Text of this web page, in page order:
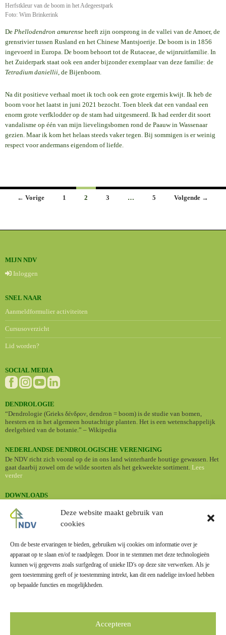
Deze website maakt gebruik van
cookies
Om de beste ervaringen te bieden, gebruiken wij cookies om informatie over je
apparaat op te slaan en/of te raadplegen. Door in te stemmen met deze technologieën
kunnen wij gegevens zoals surfgedrag of unieke ID's op deze site verwerken. Als je
geen toestemming geeft of je toestemming intrekt, kan dit een nadelige invloed hebben
op bepaalde functies en mogelijkheden.
Accepteren
Herfstkleur van de boom in het Adegeestpark
Foto: Wim Brinkerink
De Phellodendron amurense heeft zijn oorsprong in de vallei van de Amoer, de
grensrivier tussen Rusland en het Chinese Mantsjoerije. De boom is in 1856
ingevoerd in Europa. De boom behoort tot de Rutaceae, de wijnruitfamilie. In
het Zuiderpark staat ook een ander bijzonder exemplaar van deze familie: de
Tetradium daniellii, de Bijenboom.
Na dit positieve verhaal moet ik toch ook een grote ergernis kwijt. Ik heb de
boom voor het laatst in juni 2021 bezocht. Toen bleek dat een vandaal een
enorm grote verfklodder op de stam had uitgesmeerd. Ik had eerder dit soort
vandalisme op één van mijn lievelingsbomen rond de Paauw in Wassenaar
gezien. Maar ik kom het helaas steeds vaker tegen. Bij sommigen is er weinig
respect voor andermans eigendom of liefde.
Berichten
← Vorige 1 2 3 … 5 Volgende →
MIJN NDV
Inloggen
SNEL NAAR
Aanmeldformulier activiteiten
Cursusoverzicht
Lid worden?
SOCIAL MEDIA
DENDROLOGIE
“Dendrologie (Grieks δένδρον, dendron = boom) is de studie van bomen,
heesters en in het algemeen houtachtige planten. Het is een wetenschappelijk
deelgebied van de botanie.” – Wikipedia
NEDERLANDSE DENDROLOGISCHE VERENIGING
De NDV richt zich vooral op de in ons land winterharde houtige gewassen. Het
gaat daarbij zowel om de wilde soorten als het gekweekte sortiment. Lees
verder
DOWNLOADS
BOMENBIEB
boomsoorten.